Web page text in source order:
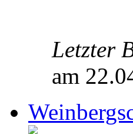
Letzter
am